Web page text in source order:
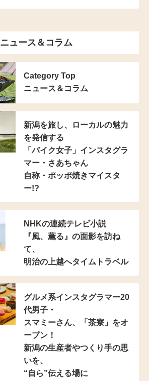
ニュース＆コラム
Category Top
ニュース＆コラム
新潟を旅し、
ローカルの魅力
を発信する
「バイク女子」インスタグラ
マー ・さあちゃん
自称・ポッポ焼きマイスタ
ー!?
NHKの連続テレビ小説
『風、薫る』の面影を訪ね
て、
明治の上越へタイムトラベル
グルメ系インスタグラマー20
代男子・
スマミーさん、「茶寮」をオ
ープン！
新潟の生産者やつくり手の思
いを、
“自ら”伝える場に